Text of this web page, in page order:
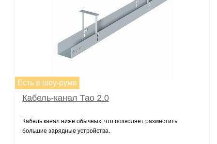
Есть в шоу-руме
Кабель-канал Тао 2.0
Кабель канал ниже обычных, что позволяет разместить
большие зарядные устройства.